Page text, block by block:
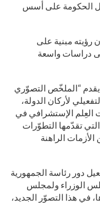
الحكومة على أسس
رؤيته مبنية على
دراسات واسعة
“الملخّص التصوّري
لأركان الدولة،
العِلم الإستشرافي في
تقدّمها التطوّرات
الراهنة
دور رئاسة الجمهورية
الوزراء ولمجلس
في هذا التصوّر الجديد،